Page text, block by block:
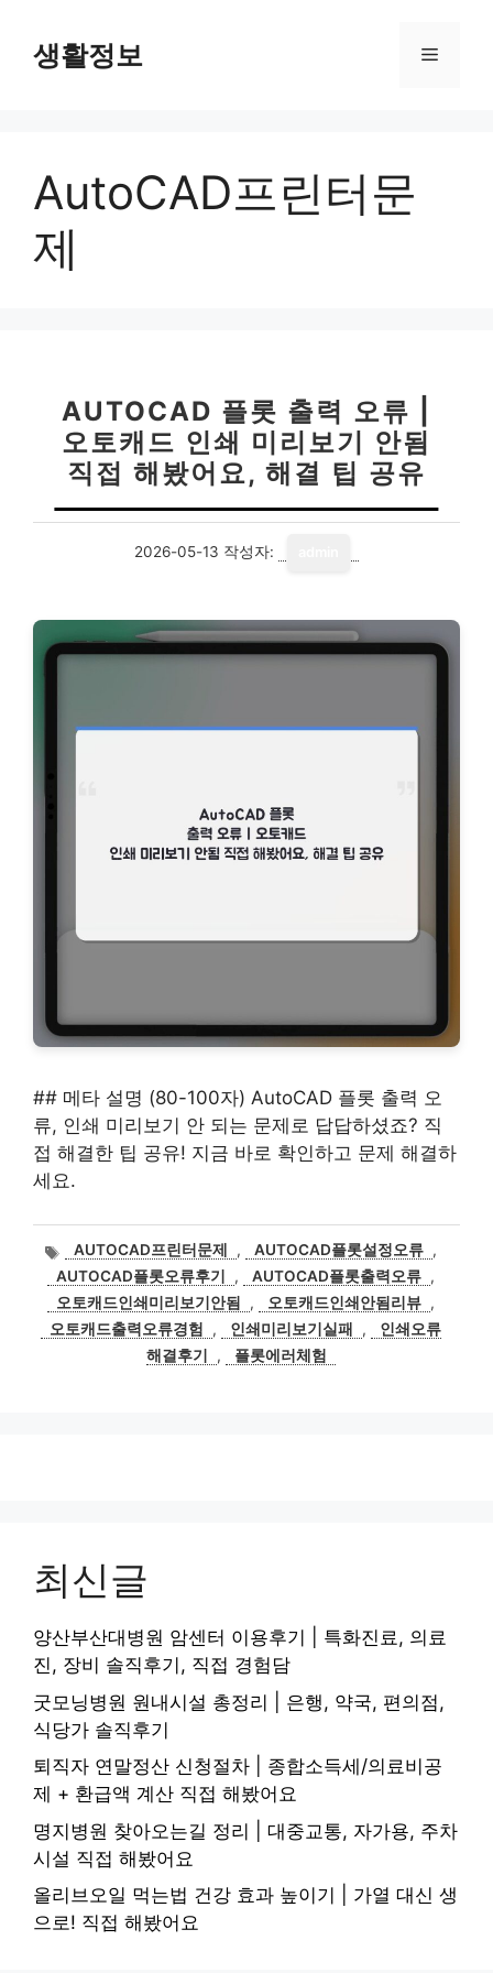
생활정보 메
AutoCAD프린터문
제
AUTOCAD 플롯 출력 오류 |
오토캐드 인쇄 미리보기 안됨
직접 해봤어요, 해결 팁 공유
2026-05-13 작성자:
## 메타 설명 (80-100자) AutoCAD 플롯 출력 오
류, 인쇄 미리보기 안 되는 문제로 답답하셨죠? 직
접 해결한 팁 공유! 지금 바로 확인하고 문제 해결하
세요.
태
그
AUTOCAD프린터문제 , AUTOCAD플롯설정오류 ,
AUTOCAD플롯오류후기
, AUTOCAD플롯출력오류 ,
오토캐드인쇄미리보기안됨
, 오토캐드인쇄안됨리뷰 ,
오토캐드출력오류경험
, 인쇄미리보기실패 ,
인쇄오류
해결후기
, 플롯에러체험
최신글
양산부산대병원 암센터 이용후기 | 특화진료, 의료
진, 장비 솔직후기, 직접 경험담
굿모닝병원 원내시설 총정리 | 은행, 약국, 편의점,
식당가 솔직후기
퇴직자 연말정산 신청절차 | 종합소득세/의료비공
제 + 환급액 계산 직접 해봤어요
명지병원 찾아오는길 정리 | 대중교통, 자가용, 주차
시설 직접 해봤어요
올리브오일 먹는법 건강 효과 높이기 | 가열 대신 생
으로! 직접 해봤어요